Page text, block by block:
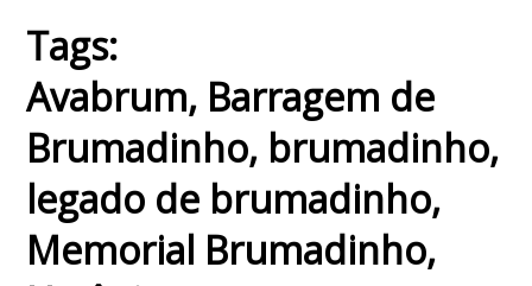
Tags:
Avabrum, Barragem de
Brumadinho, brumadinho,
legado de brumadinho,
Memorial Brumadinho,